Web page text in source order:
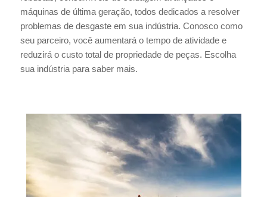
máquinas de última geração, todos dedicados a resolver
problemas de desgaste em sua indústria. Conosco como
seu parceiro, você aumentará o tempo de atividade e
reduzirá o custo total de propriedade de peças. Escolha
sua indústria para saber mais.